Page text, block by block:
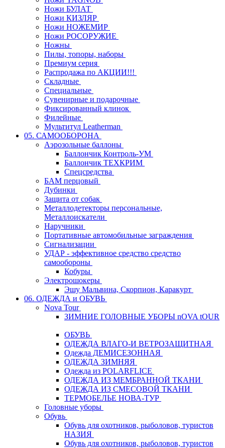
Ножи БУЛАТ
Ножи КИЗЛЯР
Ножи НОЖЕМИР
Ножи РОСОРУЖИЕ
Ножны
Пилы, топоры, наборы
Премиум серия
Распродажа по АКЦИИ!!!
Складные
Специальные
Сувенирные и подарочные
Фиксированный клинок
Филейные
Мультитул Leatherman
05. САМООБОРОНА
Аэрозольные баллоны
Баллончик Контроль-УМ
Баллончик ТЕХКРИМ
Спецсредства
БАМ перцовый
Дубинки
Защита от собак
Металлодетекторы персональные,
Металлоискатели
Наручники
Портативные автомобильные заграждения
Сигнализации
УДАР - эффективное средство средство
самообороны
Кобуры
Электрошокеры
Эшу Мальвина, Скорпион, Каракурт
06. ОДЕЖДА и ОБУВЬ
Nova Tour
ЗИМНИЕ ГОЛОВНЫЕ УБОРЫ nOVA tOUR
ОБУВЬ
ОДЕЖДА ВЛАГО-И ВЕТРОЗАЩИТНАЯ
Одежда ДЕМИСЕЗОННАЯ
ОДЕЖДА ЗИМНЯЯ
Одежда из POLARFLICE
ОДЕЖДА ИЗ МЕМБРАННОЙ ТКАНИ
ОДЕЖДА ИЗ СМЕСОВОЙ ТКАНИ
ТЕРМОБЕЛЬЕ НОВА-ТУР
Головные уборы
Обувь
Обувь для охотников, рыболовов, туристов
НАЗИЯ
Обувь для охотников, рыболовов, туристов